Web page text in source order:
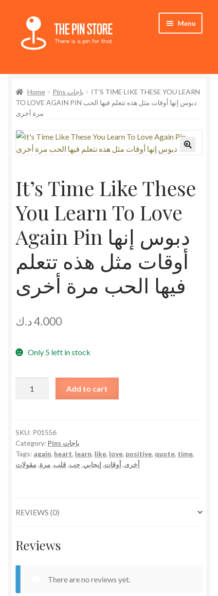
Skip
navigation
Skip
content
Menu
Store
My Account
Who We Are
Expand
child
Home Pins باجات
IT’S TIME LIKE THESE YOU LEARN
TO LOVE AGAIN PIN دبوس إنها أوقات مثل هذه تتعلم فيها الحب
مرة أخرى
It’s Time Like These
You Learn To Love
Again Pin دبوس إنها
أوقات مثل هذه تتعلم
فيها الحب مرة أخرى
4.000د.ك
Only 5 left in stock
You
Learn
To
Love
إنها
مثل
هذه
تتعلم
الحب
Add to cart
SKU: P01556
Category:
Pins باجات
Tags: again, heart, learn, like, love, positive, quote, time,
أخرى, أوقات, إيجابي, حب,قلب, مرة, مقولات
REVIEWS (0)
Reviews
There are no reviews yet.